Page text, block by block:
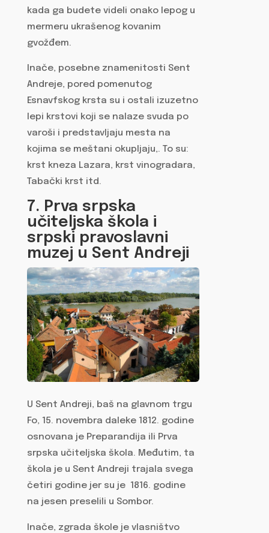
kada ga budete videli onako lepog u
mermeru ukrašenog kovanim
gvožđem.
Inače, posebne znamenitosti Sent
Andreje, pored pomenutog
Esnavfskog krsta su i ostali izuzetno
lepi krstovi koji se nalaze svuda po
varoši i predstavljaju mesta na
kojima se meštani okupljaju,. To su:
krst kneza Lazara, krst vinogradara,
Tabački krst itd.
7. Prva srpska
učiteljska škola i
srpski pravoslavni
muzej u Sent Andreji
U Sent Andreji, baš na glavnom trgu
Fo, 15. novembra daleke 1812. godine
osnovana je Preparandija ili Prva
srpska učiteljska škola. Međutim, ta
škola je u Sent Andreji trajala svega
četiri godine jer su je 1816. godine
na jesen preselili u Sombor.
Inače, zgrada škole je vlasništvo